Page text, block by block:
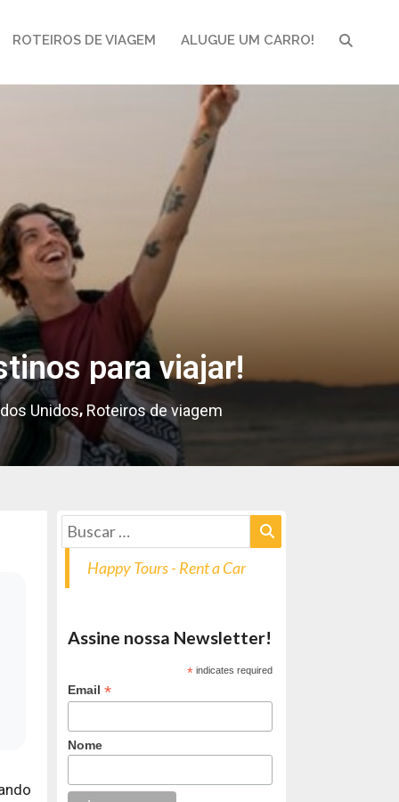
ROTEIROS DE VIAGEM ALUGUE UM CARRO!
para viajar!
Unidos, Roteiros de viagem
Happy Tours - Rent a Car
Assine nossa Newsletter!
* indicates required
Email*
Nome